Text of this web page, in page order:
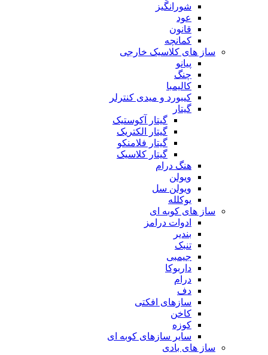
شورانگیز
عود
قانون
کمانچه
ساز های کلاسیک خارجی
پیانو
چنگ
کالیمبا
کیبورد و میدی کنترلر
گیتار
گیتار آکوستیک
گیتار الکتریک
گیتار فلامنکو
گیتار کلاسیک
هنگ درام
ویولن
ویولن سل
یوکلله
ساز های کوبه ای
ادوات درامز
بندیر
تنبک
جیمبی
داربوکا
درام
دف
سازهای افکتی
کاخن
کوزه
سایر سازهای کوبه ای
ساز های بادی